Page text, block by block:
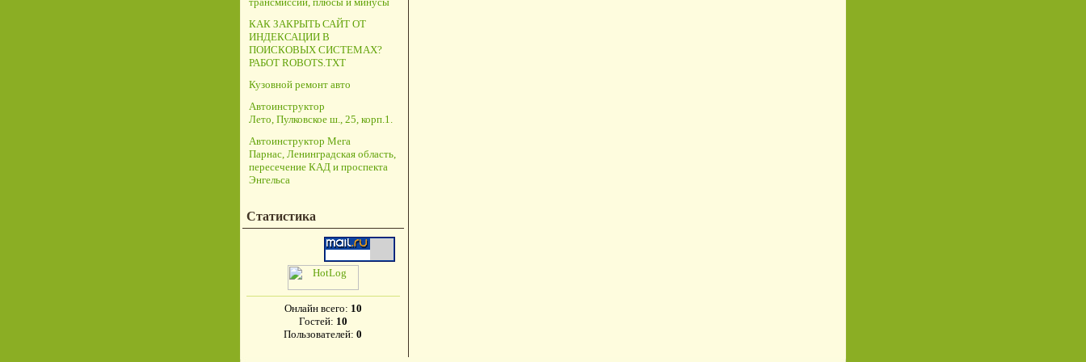
КАК ЗАКРЫТЬ САЙТ ОТ
ИНДЕКСАЦИИ В
ПОИСКОВЫХ СИСТЕМАХ?
РАБОТ ROBOTS.TXT
Кузовной ремонт авто
Автоинструктор
Лето, Пулковское ш., 25, корп.1.
Автоинструктор Мега
Парнас, Ленинградская область,
пересечение КАД и проспекта
Энгельса
Статистика
Онлайн всего: 10
Гостей: 10
Пользователей: 0